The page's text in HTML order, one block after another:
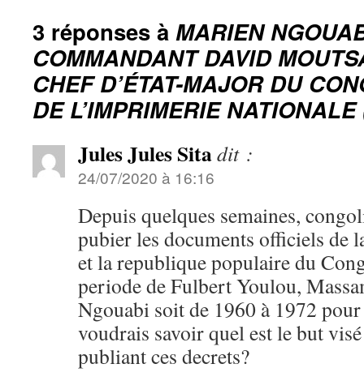
3 réponses à MARIEN
COMMANDANT DAVID
CHEF D’ÉTAT-MAJOR DU
DE L’IMPRIMERIE
Jules Jules Sitadit :
24/07/2020 à 16:16
Depuis quelques semaines,
pubier les documents officiels de
et la republique populaire du
periode de Fulbert Youlou,
Ngouabi soit de 1960 à 1972
voudrais savoir quel est le but
publiant ces decrets?